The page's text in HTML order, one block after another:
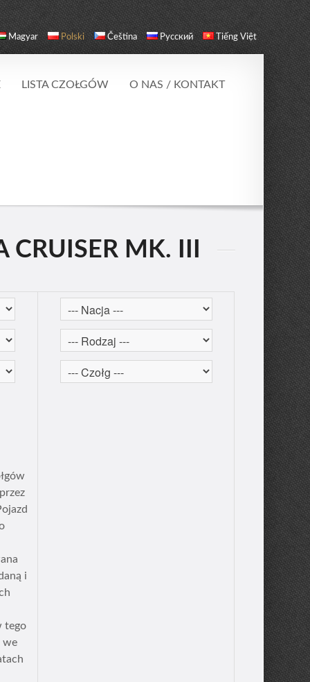
Magyar Polski Čeština Русский Tiếng Việt
LISTA CZOŁGÓW O NAS / KONTAKT
MK. III
i
tego
we